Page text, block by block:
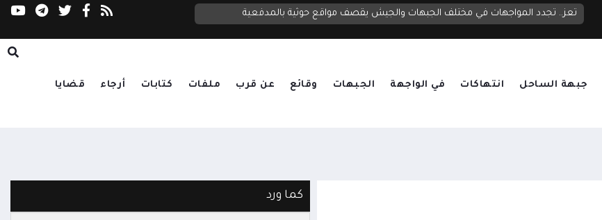
تعز.. تجدد المواجهات في مختلف الجبهات والجيش يقصف مواقع حوثية بالمدفعية
جبهة الساحل انتهاكات في الواجهة الجبهات وقائع عن قرب ملفات كتابات أرجاء قضايا
كما ورد